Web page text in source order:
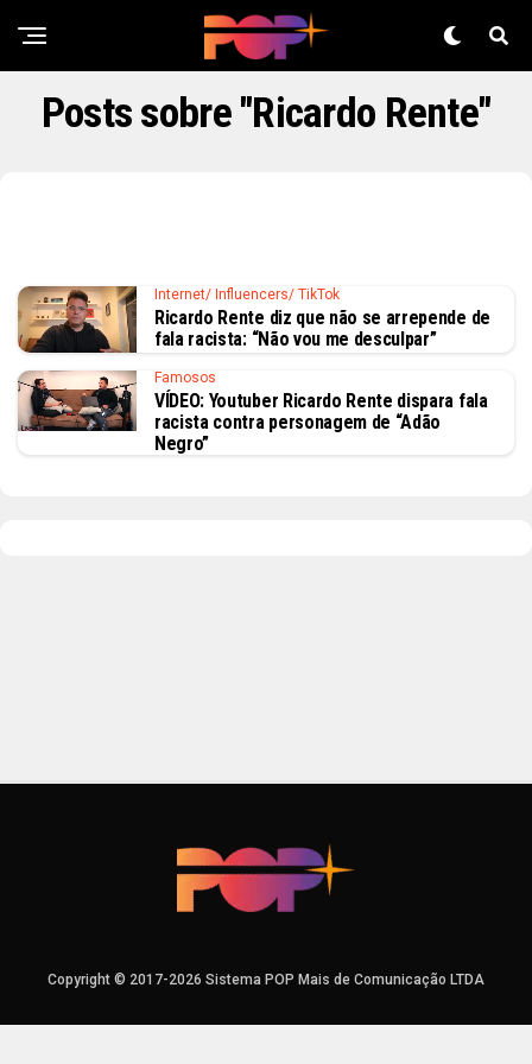
Posts sobre "Ricardo Rente"
Internet/ Influencers/ TikTok
Ricardo Rente diz que não se arrepende de
fala racista: “Não vou me desculpar”
Famosos
VÍDEO: Youtuber Ricardo Rente dispara fala
racista contra personagem de “Adão
Negro”
Copyright © 2017-2026 Sistema POP Mais de Comunicação LTDA